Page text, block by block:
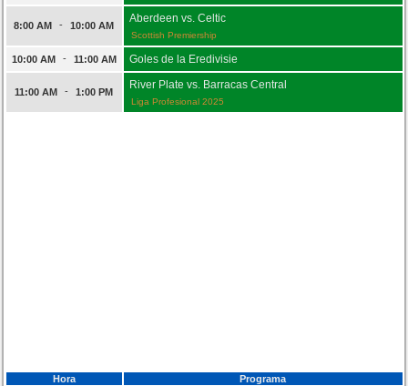
8:00 AM - 10:00 AM
Aberdeen vs. Celtic
Scottish Premiership
10:00 AM - 11:00 AM Goles de la Eredivisie
11:00 AM - 1:00 PM
River Plate vs. Barracas Central
Liga Profesional 2025
Hora
Programa